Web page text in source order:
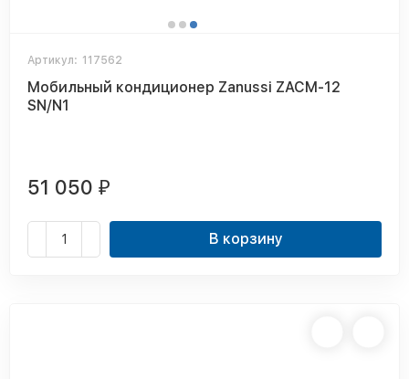
Артикул: 117562
Мобильный кондиционер Zanussi ZACM-12
SN/N1
51 050 ₽
В корзину